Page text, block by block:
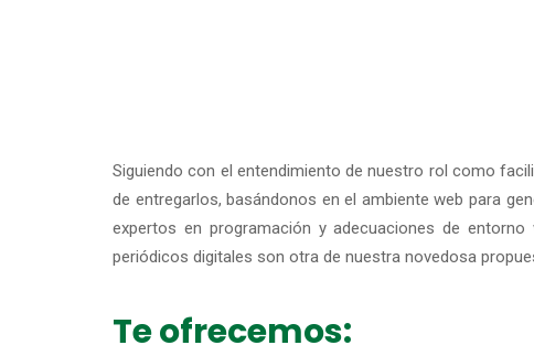
Siguiendo con el entendimiento de nuestro rol como
de entregarlos, basándonos en el ambiente web para
expertos en programación y adecuaciones de
periódicos digitales son otra de nuestra novedosa
Te ofrecemos: